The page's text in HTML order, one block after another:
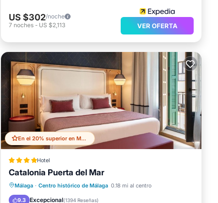
US $302/noche
7 noches - US $2,113 VER OFERTA
En el 20% superior en Malaga Historic Centre
Hotel
Catalonia Puerta del Mar
Málaga · Centro histórico de Málaga 0.18 mi al centro
9.3 Excepcional(1394 Reseñas)
Desayuno
Aparcamiento
Aire acondicionado